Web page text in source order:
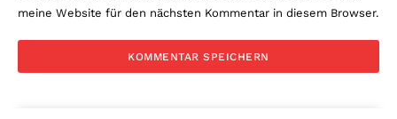
meine Website für den nächsten Kommentar in diesem Browser.